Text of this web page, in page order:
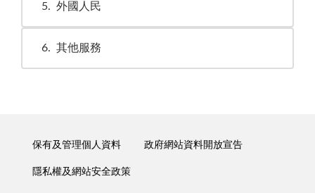
5 外國人民
6 其他服務
保有及管理個人資料 政府網站資料開放宣告
隱私權及網站安全政策